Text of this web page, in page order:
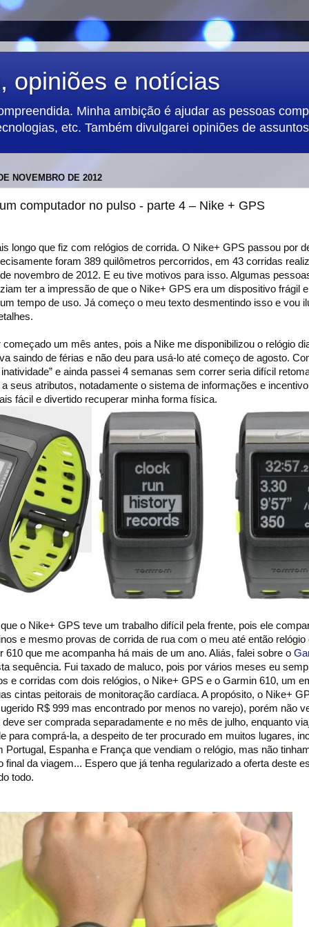
opiniões e notícias
Minha ambição é ajudar as pessoas
etc. Também divulgarei opiniões de
NOVEMBRO DE 2012
computador no pulso - parte 4 – Nike + GPS
longo que fiz com relógios de corrida. O Nike+ GPS passou por
foram 389 quilômetros percorridos, em 43 corridas
novembro de 2012. E eu tive motivos para isso. Algumas
ter a impressão de que o Nike+ GPS era um dispositivo frágil
tempo de uso. Já começo o meu texto desmentindo isso e vou
começado um mês antes, pois a Nike me disponibilizou o relógio
saindo de férias e não deu para usá-lo até começo de agosto.
e ainda passei 4 semanas sem correr seria difícil
seus atributos, notadamente o sistema de informações e
fácil e divertido recuperar minha forma física.
o Nike+ GPS teve um trabalho difícil pela frente, pois ele
e mesmo provas de corrida de rua com o meu até então relógio
610 que me acompanha há mais de um ano. Aliás, falei sobre o
sequência. Fui taxado de maluco, pois por vários meses eu
e corridas com dois relógios, o Nike+ GPS e o Garmin 610, um
cintas peitorais de monitoração cardíaca. A propósito, o Nike+
R$ 999 mas encontrado por menos no varejo), porém não
ser comprada separadamente e no mês de julho, enquanto
para comprá-la, a despeito de ter procurado em muitos lugares,
Portugal, Espanha e França que vendiam o relógio, mas não
final da viagem... Espero que já tenha regularizado a oferta deste
todo.